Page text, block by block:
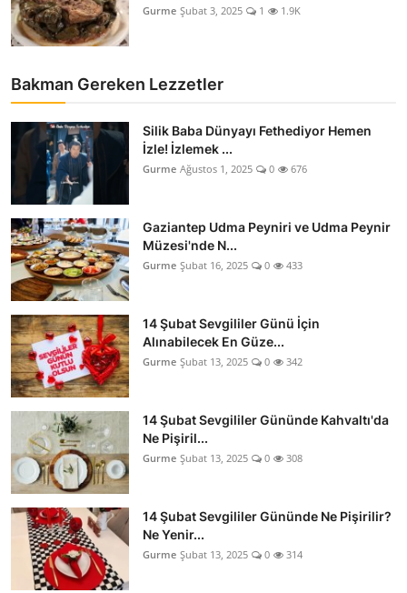
Gurme Şubat 3, 2025 1 1.9K
Bakman Gereken Lezzetler
Silik Baba Dünyayı Fethediyor Hemen
İzle! İzlemek ...
Gurme Ağustos 1, 2025 0 676
Gaziantep Udma Peyniri ve Udma Peynir
Müzesi'nde N...
Gurme Şubat 16, 2025 0 433
14 Şubat Sevgililer Günü İçin
Alınabilecek En Güze...
Gurme Şubat 13, 2025 0 342
14 Şubat Sevgililer Gününde Kahvaltı'da
Ne Pişiril...
Gurme Şubat 13, 2025 0 308
14 Şubat Sevgililer Gününde Ne Pişirilir?
Ne Yenir...
Gurme Şubat 13, 2025 0 314